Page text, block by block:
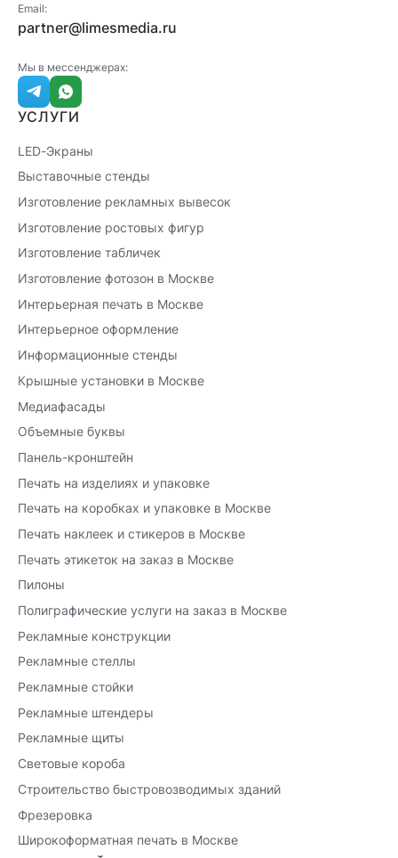
Email:
partner@limesmedia.ru
Мы в мессенджерах:
УСЛУГИ
LED-Экраны
Выставочные стенды
Изготовление рекламных вывесок
Изготовление ростовых фигур
Изготовление табличек
Изготовление фотозон в Москве
Интерьерная печать в Москве
Интерьерное оформление
Информационные стенды
Крышные установки в Москве
Медиафасады
Объемные буквы
Панель-кронштейн
Печать на изделиях и упаковке
Печать на коробках и упаковке в Москве
Печать наклеек и стикеров в Москве
Печать этикеток на заказ в Москве
Пилоны
Полиграфические услуги на заказ в Москве
Рекламные конструкции
Рекламные стеллы
Рекламные стойки
Рекламные штендеры
Рекламные щиты
Световые короба
Строительство быстровозводимых зданий
Фрезеровка
Широкоформатная печать в Москве